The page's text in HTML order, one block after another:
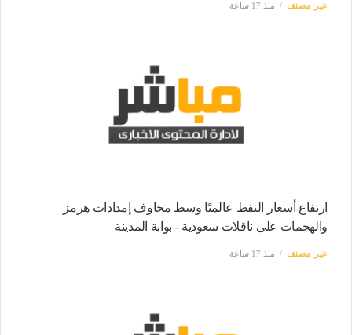
غير مصنف منذ 17 ساعة
ارتفاع أسعار النفط عالميًا وسط مخاوف إمدادات هرمز
والهجمات على ناقلات سعودية - بوابة المدينة
غير مصنف منذ 17 ساعة